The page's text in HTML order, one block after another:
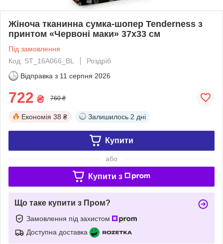
Жіноча тканинна сумка-шопер Tenderness з
принтом «Червоні маки» 37х33 см
Під замовлення
Код: ST_16A066_BL
Роздріб
Відправка з 11 серпня 2026
722 ₴ 760 ₴
Економія 38 ₴ Залишилось 2 дні
Купити
або
Купити з
Що таке купити з Пром?
Замовлення під захистом
Доступна доставка